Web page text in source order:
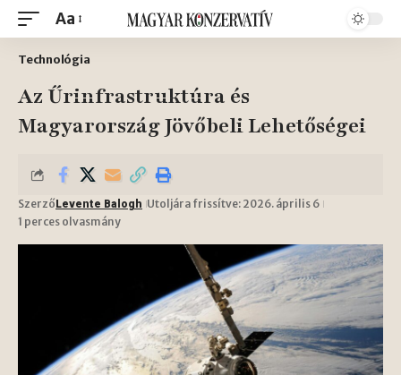
Aa
Technológia
Az Űrinfrastruktúra és
Magyarország Jövőbeli Lehetőségei
Szerző Levente Balogh Utoljára frissítve: 2026. április 6
1 perces olvasmány